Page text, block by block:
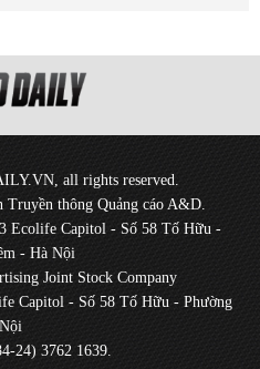
all rights reserved.
Truyền thông Quảng cáo A&D.
Ecolife Capitol - Số 58 Tố Hữu -
- Hà Nội
Joint Stock Company
Capitol - Số 58 Tố Hữu - Phường
24) 3762 1639.